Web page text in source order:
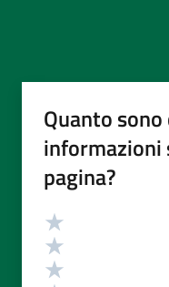
Quanto
informazioni
pagina?
Valutazione